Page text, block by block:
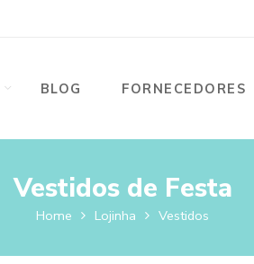
BLOG FORNECEDORES
Vestidos de Festa
Home Lojinha Vestidos